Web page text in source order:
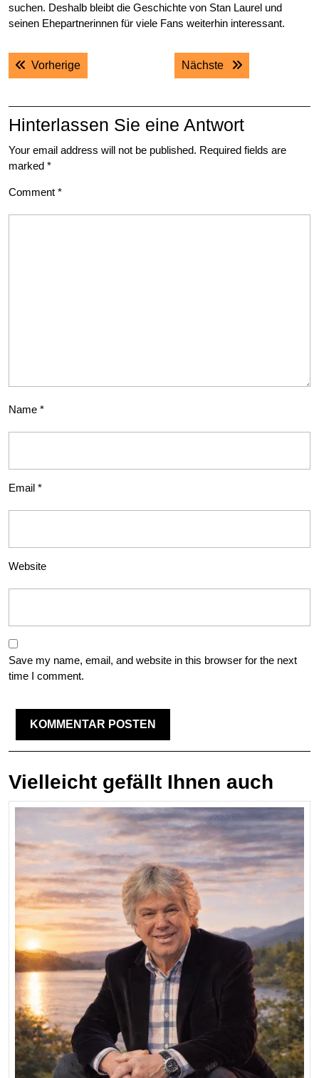
suchen. Deshalb bleibt die Geschichte von Stan Laurel und
seinen Ehepartnerinnen für viele Fans weiterhin interessant.
Post
navigation
VorherigePrevious post: Nächste Next post:
Hinterlassen Sie eine Antwort
Your email address will not be published. Required fields are
marked *
Comment *
Name *
Email *
Website
Save my name, email, and website in this browser for the next
time I comment.
Vielleicht gefällt Ihnen auch